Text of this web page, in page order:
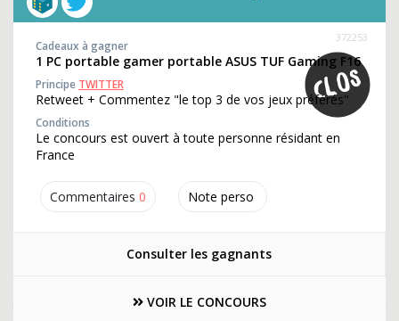
Commentaires 0 Note perso
372253
Cadeaux à gagner
1 PC portable gamer portable ASUS TUF Gaming F16
Principe TWITTER
Retweet + Commentez "le top 3 de vos jeux préférés"
Conditions
Le concours est ouvert à toute personne résidant en
France
Consulter les gagnants
VOIR LE CONCOURS